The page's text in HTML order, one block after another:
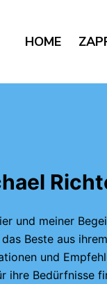
HOME
und meiner
Beste aus
und
ihre Bedürfnisse